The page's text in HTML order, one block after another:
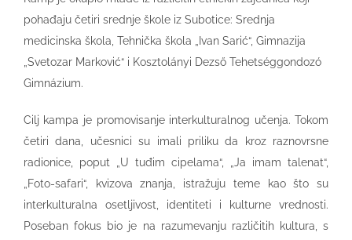
pohađaju četiri srednje škole iz Subotice: Srednja
medicinska škola, Tehnička škola „Ivan Sarić“, Gimnazija
„Svetozar Marković“ i Kosztolányi Dezső Tehetséggondozó
Gimnázium.
Cilj kampa je promovisanje interkulturalnog učenja. Tokom
četiri dana, učesnici su imali priliku da kroz raznovrsne
radionice, poput „U tuđim cipelama“, „Ja imam talenat“,
„Foto-safari“, kvizova znanja, istražuju teme kao što su
interkulturalna osetljivost, identiteti i kulturne vrednosti.
Poseban fokus bio je na razumevanju različitih kultura, s